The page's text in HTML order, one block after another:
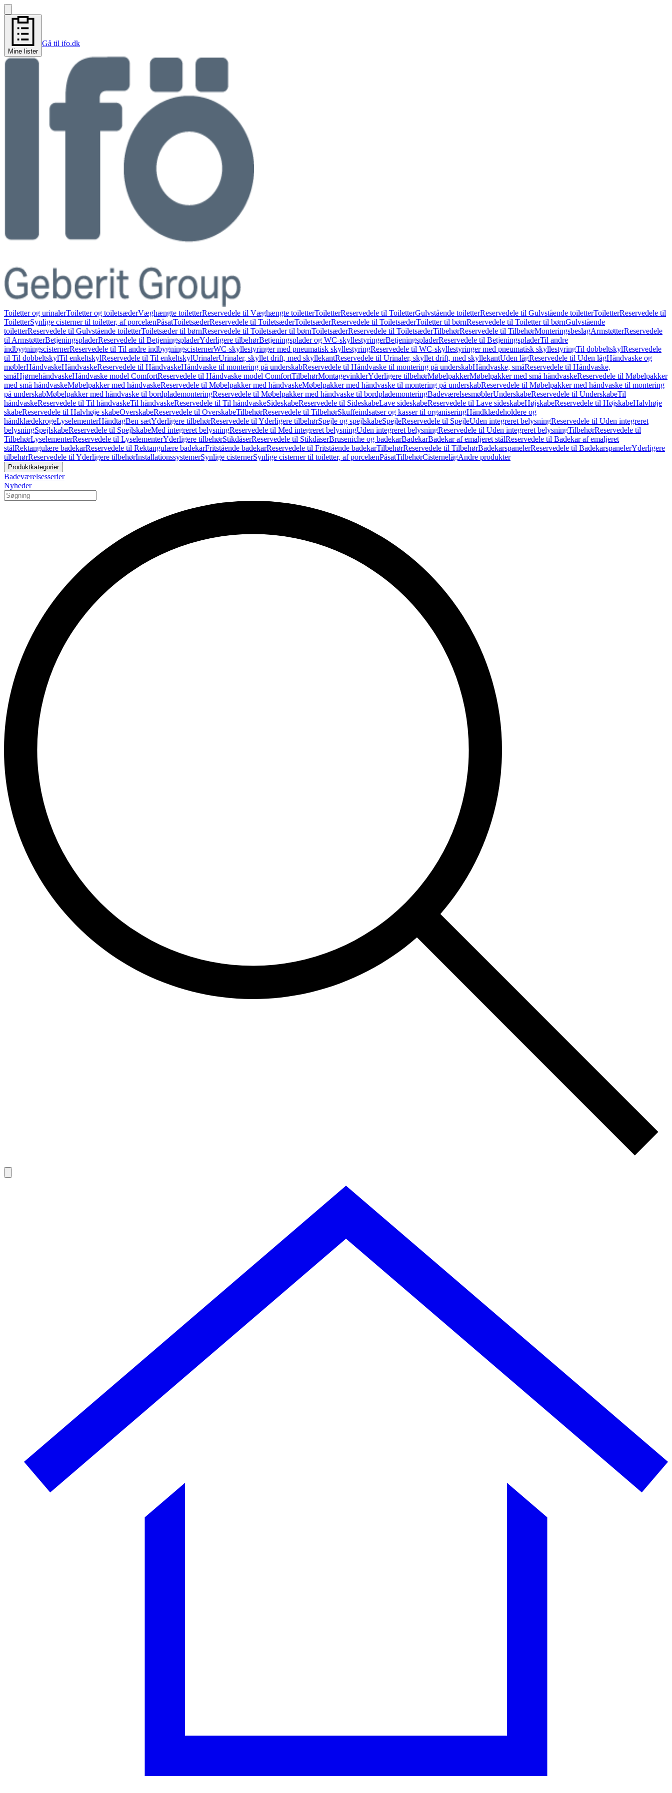
Mine lister
Gå til ifo.dk
Toiletter og urinalerToiletter og toiletsæderVæghængte toiletterReservedele til Væghængte toiletterToiletterReservedele til ToiletterGulvstående toiletterReservedele til Gulvstående toiletterToiletterReservedele til
ToiletterSynlige cisterner til toiletter, af porcelænPåsatToiletsæderReservedele til ToiletsæderToiletsæderReservedele til ToiletsæderToiletter til børnReservedele til Toiletter til børnGulvstående
toiletterReservedele til Gulvstående toiletterToiletsæder til børnReservedele til Toiletsæder til børnToiletsæderReservedele til ToiletsæderTilbehørReservedele til TilbehørMonteringsbeslagArmstøtterReservedele
til ArmstøtterBetjeningspladerReservedele til BetjeningspladerYderligere tilbehørBetjeningsplader og WC-skyllestyringerBetjeningspladerReservedele til BetjeningspladerTil andre
indbygningscisternerReservedele til Til andre indbygningscisternerWC-skyllestyringer med pneumatisk skyllestyringReservedele til WC-skyllestyringer med pneumatisk skyllestyringTil dobbeltskylReservedele
til Til dobbeltskylTil enkeltskylReservedele til Til enkeltskylUrinalerUrinaler, skyllet drift, med skyllekantReservedele til Urinaler, skyllet drift, med skyllekantUden lågReservedele til Uden lågHåndvaske og
møblerHåndvaskeHåndvaskeReservedele til HåndvaskeHåndvaske til montering på underskabReservedele til Håndvaske til montering på underskabHåndvaske, småReservedele til Håndvaske,
småHjørnehåndvaskeHåndvaske model ComfortReservedele til Håndvaske model ComfortTilbehørMontagevinklerYderligere tilbehørMøbelpakkerMøbelpakker med små håndvaskeReservedele til Møbelpakker
med små håndvaskeMøbelpakker med håndvaskeReservedele til Møbelpakker med håndvaskeMøbelpakker med håndvaske til montering på underskabReservedele til Møbelpakker med håndvaske til montering
på underskabMøbelpakker med håndvaske til bordplademonteringReservedele til Møbelpakker med håndvaske til bordplademonteringBadeværelsesmøblerUnderskabeReservedele til UnderskabeTil
håndvaskeReservedele til Til håndvaskeTil håndvaskeReservedele til Til håndvaskeSideskabeReservedele til SideskabeLave sideskabeReservedele til Lave sideskabeHøjskabeReservedele til HøjskabeHalvhøje
skabeReservedele til Halvhøje skabeOverskabeReservedele til OverskabeTilbehørReservedele til TilbehørSkuffeindsatser og kasser til organiseringHåndklædeholdere og
håndklædekrogeLyselementerHåndtagBen sætYderligere tilbehørReservedele til Yderligere tilbehørSpejle og spejlskabeSpejleReservedele til SpejleUden integreret belysningReservedele til Uden integreret
belysningSpejlskabeReservedele til SpejlskabeMed integreret belysningReservedele til Med integreret belysningUden integreret belysningReservedele til Uden integreret belysningTilbehørReservedele til
TilbehørLyselementerReservedele til LyselementerYderligere tilbehørStikdåserReservedele til StikdåserBruseniche og badekarBadekarBadekar af emaljeret stålReservedele til Badekar af emaljeret
stålRektangulære badekarReservedele til Rektangulære badekarFritstående badekarReservedele til Fritstående badekarTilbehørReservedele til TilbehørBadekarspanelerReservedele til BadekarspanelerYderligere
tilbehørReservedele til Yderligere tilbehørInstallationssystemerSynlige cisternerSynlige cisterner til toiletter, af porcelænPåsatTilbehørCisternelågAndre produkter
Produktkategorier
Badeværelsesserier
Nyheder